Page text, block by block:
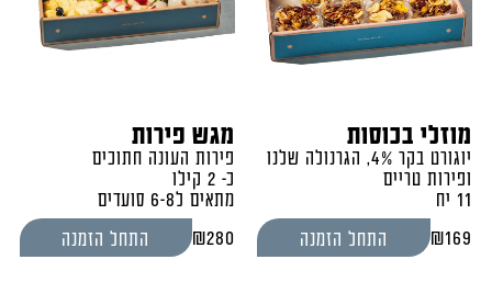
מוזלי בכוסות
יוגורט בקר 4%, הגרנולה שלנו
ופירות טריים
11 יח
169
₪ התחל הזמנה
מגש פירות
פירות העונה חתוכים
כ- 2 קילו
מתאים ל6-8 סועדים
280
₪ התחל הזמנה